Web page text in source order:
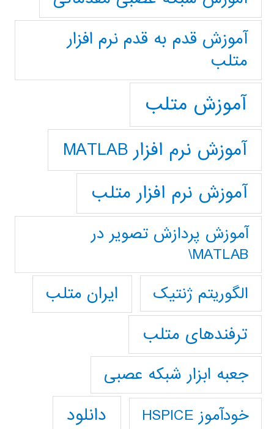
آموزش قدم به قدم نرم افزار
متلب
آموزش متلب
آموزش نرم افزار MATLAB
آموزش نرم افزار متلب
آموزش پردازش تصوير در
MATLAB\
الگوریتم ژنتیک
ایران متلب
ترفندهای متلب
جعبه ابزار شبکه عصبی
خودآموز HSPICE دانلود